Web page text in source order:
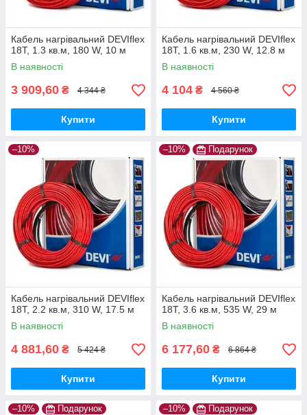
Кабель нагрівальний DEVIflex
18Т, 1.3 кв.м, 180 W, 10 м
В наявності
3 909,60 ₴ 4 344 ₴
Купити
Кабель нагрівальний DEVIflex
18Т, 1.6 кв.м, 230 W, 12.8 м
В наявності
4 104 ₴ 4 560 ₴
Купити
–10%
Кабель нагрівальний DEVIflex
18Т, 2.2 кв.м, 310 W, 17.5 м
В наявності
4 881,60 ₴ 5 424 ₴
Купити
–10% Подарунок
Кабель нагрівальний DEVIflex
18Т, 3.6 кв.м, 535 W, 29 м
В наявності
6 177,60 ₴ 6 864 ₴
Купити
–10% Подарунок –10% Подарунок